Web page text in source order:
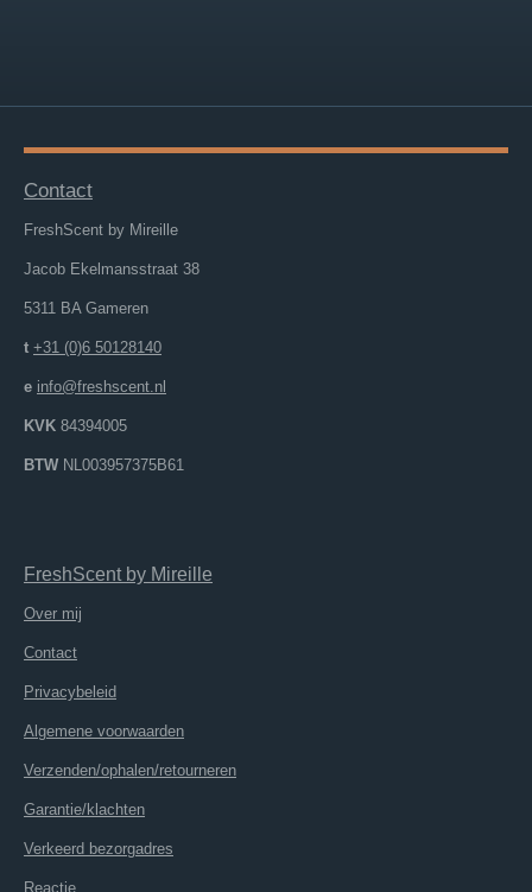
Contact
FreshScent by Mireille
Jacob Ekelmansstraat 38
5311 BA Gameren
t +31 (0)6 50128140
e info@freshscent.nl
KVK 84394005
BTW NL003957375B61
FreshScent by Mireille
Over mij
Contact
Privacybeleid
Algemene voorwaarden
Verzenden/ophalen/retourneren
Garantie/klachten
Verkeerd bezorgadres
Reactie